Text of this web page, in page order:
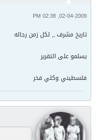
02-04-2009, 02:38 PM
تاريخ مشرف ,, لكل زمن رجاله
يسلمو على التقرير
فلسطيني وكلي فخر